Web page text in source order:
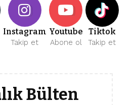
Instagram
Takip et
Youtube
Abone ol
Tiktok
Takip et
Bülten